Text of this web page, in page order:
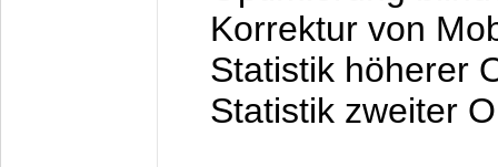
Korrektur von
Statistik höherer
Statistik zweiter